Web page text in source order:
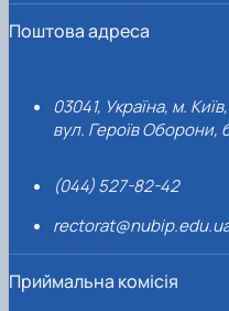
Поштова адреса
03041, Україна, м. Київ,
вул. Героїв Оборони,
(044) 527-82-42
Приймальна комісія